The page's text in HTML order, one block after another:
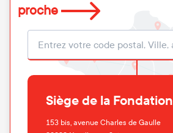
proche
Localisation
Siège de la Fondation
153 bis, avenue Charles de Gaulle